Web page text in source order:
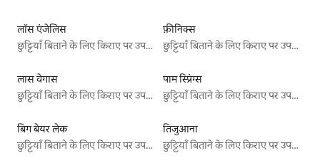
लॉस एंजेलिस
छुट्टियाँ बिताने के लिए किराए पर उपलब्ध जगहें
फ़ीनिक्स
छुट्टियाँ बिताने के लिए किराए पर उपलब्ध जगहें
लास वेगास
छुट्टियाँ बिताने के लिए किराए पर उपलब्ध जगहें
पाम स्प्रिंग्स
छुट्टियाँ बिताने के लिए किराए पर उपलब्ध जगहें
बिग बेयर लेक
छुट्टियाँ बिताने के लिए किराए पर उपलब्ध जगहें
तिजुआना
छुट्टियाँ बिताने के लिए किराए पर उपलब्ध जगहें